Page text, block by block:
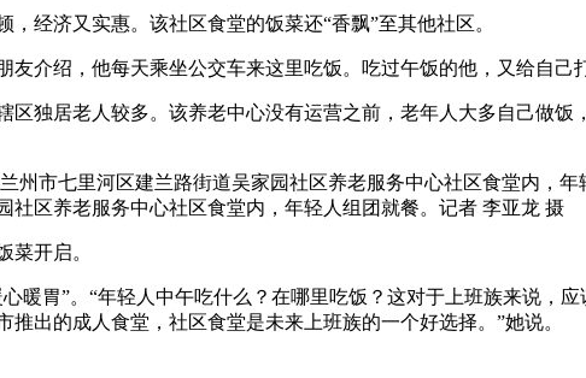
济又实惠。该社区食堂的饭菜还“香飘”至其他社区。
绍，他每天乘坐公交车来这里吃饭。吃过午饭的他，又给自己
居老人较多。该养老中心没有运营之前，老年人大多自己做饭
社区养老服务中心社区食堂内，年轻人组团就餐。记者 李亚龙 摄
开启。
胃”。“年轻人中午吃什么？在哪里吃饭？这对于上班族来说，
出的成人食堂，社区食堂是未来上班族的一个好选择。”她说。